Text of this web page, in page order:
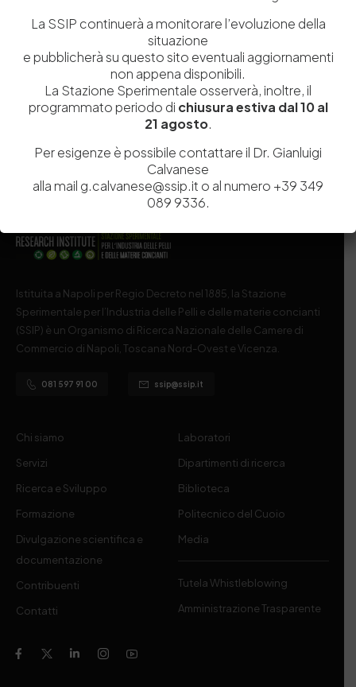
Salva il mio nome, email e sito web in questo browser per la
prossima volta che commento.
Post Comment
Istituita a Napoli per Regio Decreto nel 1885, la Stazione
Sperimentale per l’Industria delle Pelli e delle materie concianti
(SSIP) è un Organismo di Ricerca Nazionale delle Camere di
Commercio di Napoli, Toscana Nord-Ovest e Vicenza.
081 597 91 00 ssip@ssip.it
Chi siamo
Servizi
Ricerca e Sviluppo
Formazione
Divulgazione scientifica e
documentazione
Contribuenti
Contatti
Laboratori
Dipartimenti di ricerca
Biblioteca
Politecnico del Cuoio
Media
Tutela Whistleblowing
Amministrazione Trasparente
La SSIP continuerà a monitorare l’evoluzione della
situazione
e pubblicherà su questo sito eventuali aggiornamenti
non appena disponibili.
La Stazione Sperimentale osserverà, inoltre, il
programmato periodo di chiusura estiva dal 10 al
21 agosto.
Per esigenze è possibile contattare il Dr. Gianluigi
Calvanese
alla mail g.calvanese@ssip.it o al numero +39 349
089 9336.